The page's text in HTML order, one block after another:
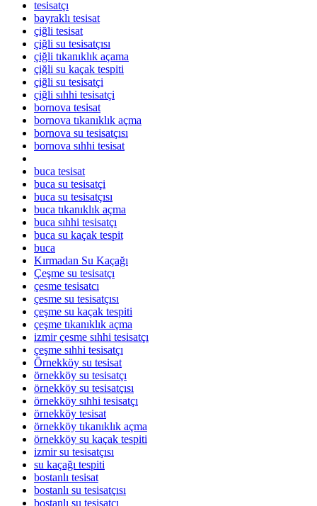
tesisatçı
bayraklı tesisat
çiğli tesisat
çiğli su tesisatçısı
çiğli tıkanıklık açama
çiğli su kaçak tespiti
çiğli su tesisatçi
çiğli sıhhi tesisatçi
bornova tesisat
bornova tıkanıklık açma
bornova su tesisatçısı
bornova sıhhi tesisat
buca tesisat
buca su tesisatçi
buca su tesisatçısı
buca tıkanıklık açma
buca sıhhi tesisatçı
buca su kaçak tespit
buca
Kırmadan Su Kaçağı
Çeşme su tesisatçı
çesme tesisatcı
çesme su tesisatçısı
çeşme su kaçak tespiti
çeşme tıkanıklık açma
izmir çesme sıhhi tesisatçı
çeşme sıhhi tesisatçı
Örnekköy su tesisat
örnekköy su tesisatçı
örnekköy su tesisatçısı
örnekköy sıhhi tesisatçı
örnekköy tesisat
örnekköy tıkanıklık açma
örnekköy su kaçak tespiti
izmir su tesisatçısı
su kaçağı tespiti
bostanlı tesisat
bostanlı su tesisatçısı
bostanlı su tesisatçı